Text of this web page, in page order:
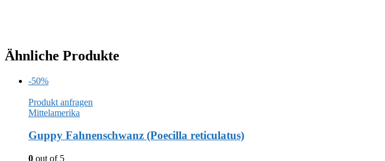
Ähnliche Produkte
-50%
Produkt anfragen
Mittelamerika
Guppy Fahnenschwanz (Poecilla reticulatus)
0 out of 5